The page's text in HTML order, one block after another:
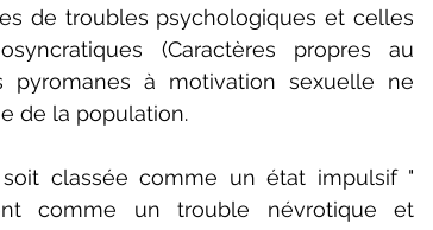
de troubles psychologiques et celles
(Caractères propres au
pyromanes à motivation sexuelle ne
de la population.
classée comme un état impulsif "
comme un trouble névrotique et